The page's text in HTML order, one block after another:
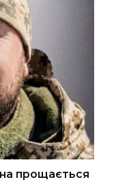
прощається